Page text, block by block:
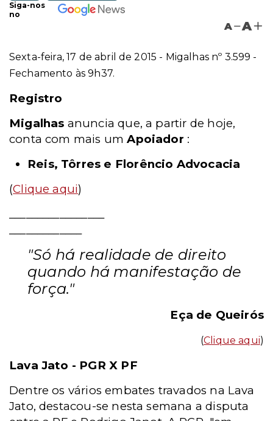
Siga-nos
no
A A
Sexta-feira, 17 de abril de 2015 - Migalhas nº 3.599 -
Fechamento às 9h37.
Registro
Migalhas anuncia que, a partir de hoje,
conta com mais umApoiador :
Reis, Tôrres e Florêncio Advocacia
(Clique aqui)
"Só há realidade de direito
quando há manifestação de
força."
Eça de Queirós
(Clique aqui)
Lava Jato - PGR X PF
Dentre os vários embates travados na Lava
Jato, destacou-se nesta semana a disputa